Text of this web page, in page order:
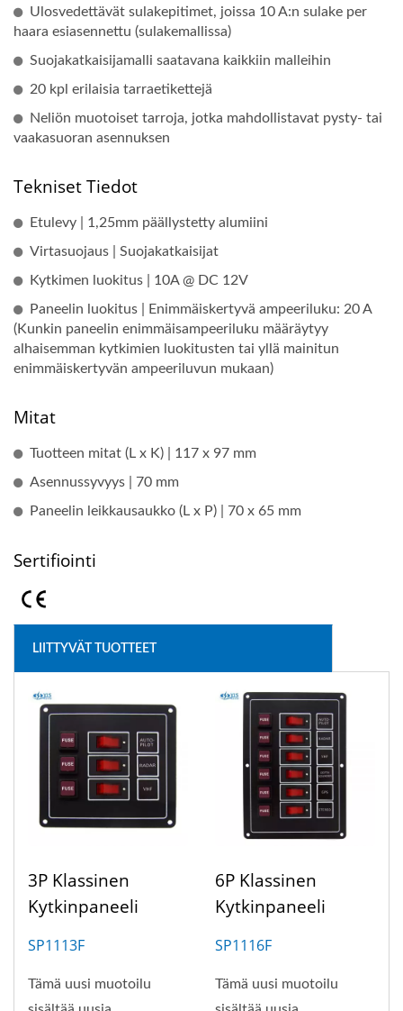
Ulosvedettävät sulakepitimet, joissa 10 A:n sulake per
haara esiasennettu (sulakemallissa)
Suojakatkaisijamalli saatavana kaikkiin malleihin
20 kpl erilaisia tarraetikettejä
Neliön muotoiset tarroja, jotka mahdollistavat pysty- tai
vaakasuoran asennuksen
Tekniset Tiedot
Etulevy | 1,25mm päällystetty alumiini
Virtasuojaus | Suojakatkaisijat
Kytkimen luokitus | 10A @ DC 12V
Paneelin luokitus | Enimmäiskertyvä ampeeriluku: 20 A
(Kunkin paneelin enimmäisampeeriluku määräytyy
alhaisemman kytkimien luokitusten tai yllä mainitun
enimmäiskertyvän ampeeriluvun mukaan)
Mitat
Tuotteen mitat (L x K) | 117 x 97 mm
Asennussyvyys | 70 mm
Paneelin leikkausaukko (L x P) | 70 x 65 mm
Sertifiointi
LIITTYVÄT TUOTTEET
3P Klassinen
Kytkinpaneeli
SP1113F
Tämä uusi muotoilu
6P Klassinen
Kytkinpaneeli
SP1116F
Tämä uusi muotoilu